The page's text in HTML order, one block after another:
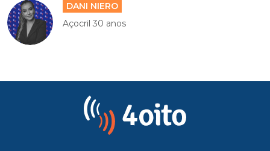
DANI NIERO
Açocril 30 anos